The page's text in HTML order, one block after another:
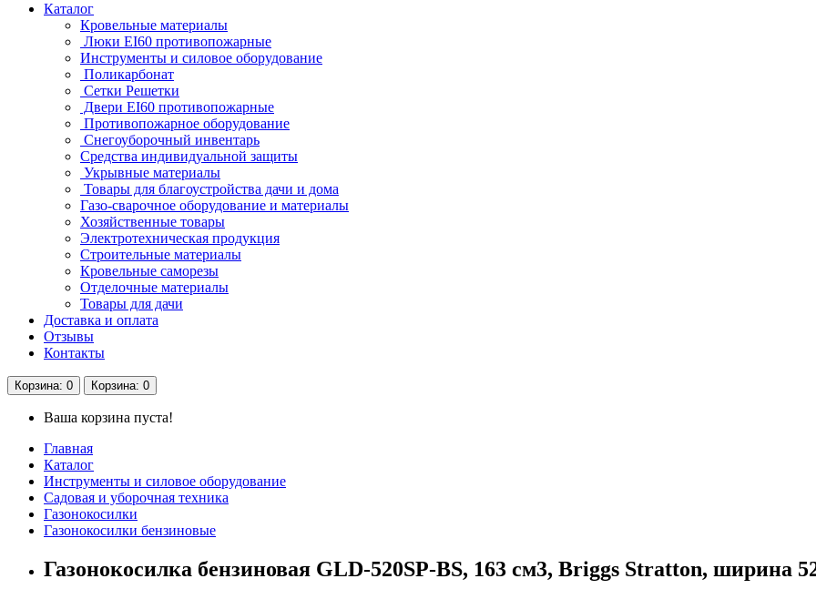
Каталог
Кровельные материалы
Люки EI60 противопожарные
Инструменты и силовое оборудование
Поликарбонат
Сетки Решетки
Двери EI60 противопожарные
Противопожарное оборудование
Снегоуборочный инвентарь
Средства индивидуальной защиты
Укрывные материалы
Товары для благоустройства дачи и дома
Газо-сварочное оборудование и материалы
Хозяйственные товары
Электротехническая продукция
Строительные материалы
Кровельные саморезы
Отделочные материалы
Товары для дачи
Доставка и оплата
Отзывы
Контакты
Корзина: 0 Корзина: 0
Ваша корзина пуста!
Главная
Каталог
Инструменты и силовое оборудование
Садовая и уборочная техника
Газонокосилки
Газонокосилки бензиновые
Газонокосилка бензиновая GLD-520SP-BS, 163 см3, Briggs Stratton, ширина